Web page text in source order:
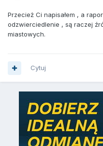
Przecież Ci napisałem , a
odzwierciedlenie , są raczej
miastowych.
Cytuj